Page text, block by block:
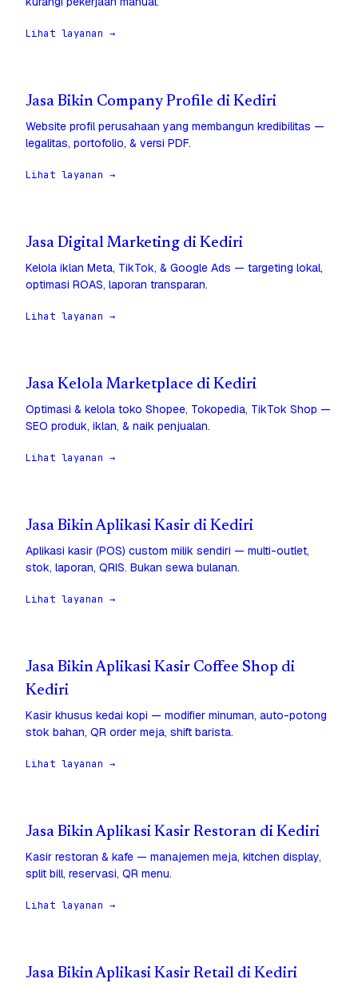
Lihat layanan →
Jasa Bikin Company Profile di Kediri
Website profil perusahaan yang membangun kredibilitas —
legalitas, portofolio, & versi PDF.
Lihat layanan →
Jasa Digital Marketing di Kediri
Kelola iklan Meta, TikTok, & Google Ads — targeting lokal,
optimasi ROAS, laporan transparan.
Lihat layanan →
Jasa Kelola Marketplace di Kediri
Optimasi & kelola toko Shopee, Tokopedia, TikTok Shop —
SEO produk, iklan, & naik penjualan.
Lihat layanan →
Jasa Bikin Aplikasi Kasir di Kediri
Aplikasi kasir (POS) custom milik sendiri — multi-outlet,
stok, laporan, QRIS. Bukan sewa bulanan.
Lihat layanan →
Jasa Bikin Aplikasi Kasir Coffee Shop di
Kediri
Kasir khusus kedai kopi — modifier minuman, auto-potong
stok bahan, QR order meja, shift barista.
Lihat layanan →
Jasa Bikin Aplikasi Kasir Restoran di Kediri
Kasir restoran & kafe — manajemen meja, kitchen display,
split bill, reservasi, QR menu.
Lihat layanan →
Jasa Bikin Aplikasi Kasir Retail di Kediri